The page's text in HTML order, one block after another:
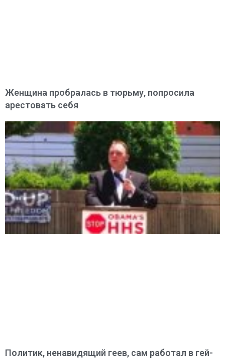
Женщина пробралась в тюрьму, попросила
арестовать себя
Политик, ненавидящий геев, сам работал в гей-